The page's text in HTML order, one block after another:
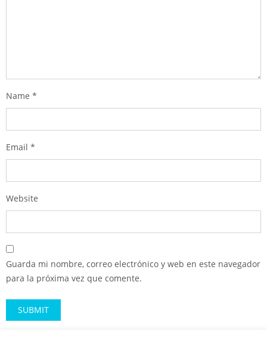
Name *
Email *
Website
Guarda mi nombre, correo electrónico y web en este navegador
para la próxima vez que comente.